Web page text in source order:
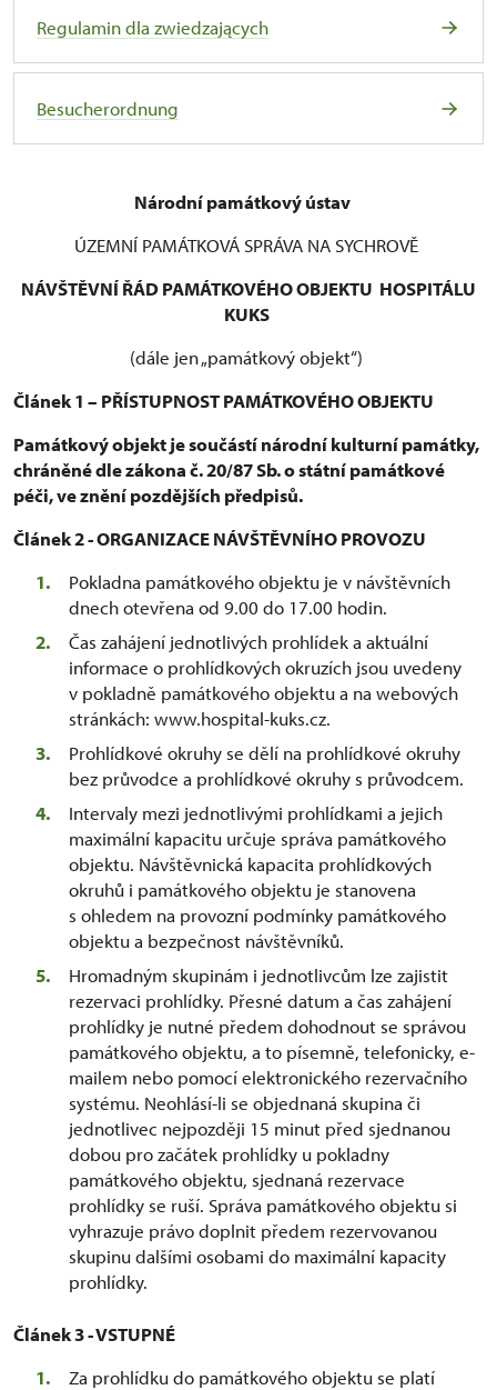
Regulamin dla zwiedzających
Besucherordnung
Národní památkový ústav
ÚZEMNÍ PAMÁTKOVÁ SPRÁVA NA SYCHROVĚ
NÁVŠTĚVNÍ ŘÁD PAMÁTKOVÉHO OBJEKTU HOSPITÁLU
KUKS
(dále jen „památkový objekt“)
Článek 1 – PŘÍSTUPNOST PAMÁTKOVÉHO OBJEKTU
Památkový objekt je součástí národní kulturní památky,
chráněné dle zákona č. 20/87 Sb. o státní památkové
péči, ve znění pozdějších předpisů.
Článek 2 - ORGANIZACE NÁVŠTĚVNÍHO PROVOZU
Pokladna památkového objektu je v návštěvních
dnech otevřena od 9.00 do 17.00 hodin.
Čas zahájení jednotlivých prohlídek a aktuální
informace o prohlídkových okruzích jsou uvedeny
v pokladně památkového objektu a na webových
stránkách: www.hospital-kuks.cz.
Prohlídkové okruhy se dělí na prohlídkové okruhy
bez průvodce a prohlídkové okruhy s průvodcem.
Intervaly mezi jednotlivými prohlídkami a jejich
maximální kapacitu určuje správa památkového
objektu. Návštěvnická kapacita prohlídkových
okruhů i památkového objektu je stanovena
s ohledem na provozní podmínky památkového
objektu a bezpečnost návštěvníků.
Hromadným skupinám i jednotlivcům lze zajistit
rezervaci prohlídky. Přesné datum a čas zahájení
prohlídky je nutné předem dohodnout se správou
památkového objektu, a to písemně, telefonicky, e-
mailem nebo pomocí elektronického rezervačního
systému. Neohlásí-li se objednaná skupina či
jednotlivec nejpozději 15 minut před sjednanou
dobou pro začátek prohlídky u pokladny
památkového objektu, sjednaná rezervace
prohlídky se ruší. Správa památkového objektu si
vyhrazuje právo doplnit předem rezervovanou
skupinu dalšími osobami do maximální kapacity
prohlídky.
Článek 3 - VSTUPNÉ
Za prohlídku do památkového objektu se platí